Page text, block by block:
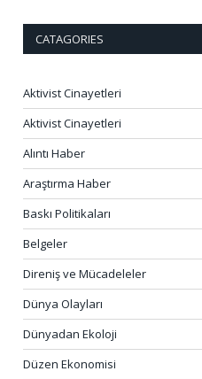
CATAGORIES
Aktivist Cinayetleri
Aktivist Cinayetleri
Alıntı Haber
Araştırma Haber
Baskı Politikaları
Belgeler
Direniş ve Mücadeleler
Dünya Olayları
Dünyadan Ekoloji
Düzen Ekonomisi